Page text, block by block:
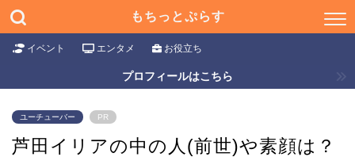
もちっとぷらす
イベント エンタメ お役立ち
プロフィールはこちら
ユーチューバー PR
芦田イリアの中の人(前世)や素顔は？